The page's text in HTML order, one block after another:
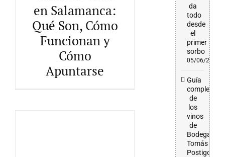
Catas de Vino en
Salamanca: Qué Son, Cómo
Funcionan y Cómo
Apuntarse
en Salamanca:
Qué Son, Cómo
Funcionan y
Cómo
Apuntarse
da
todo
desde
el
primer
sorbo
05/06/2026
Guía
completa
de
los
vinos
de
Bodega
Tomás
Postigo: